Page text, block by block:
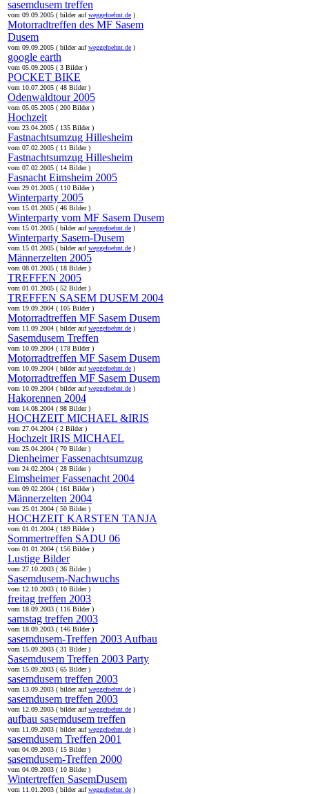
sasemdusem treffen
vom 09.09.2005 ( bilder aufweggefoehnt.de )
Motorradtreffen des MF Sasem
Dusem
vom 09.09.2005 ( bilder aufweggefoehnt.de )
google earth
vom 05.09.2005 ( 3 Bilder )
POCKET BIKE
vom 10.07.2005 ( 48 Bilder )
Odenwaldtour 2005
vom 05.05.2005 ( 200 Bilder )
Hochzeit
vom 23.04.2005 ( 135 Bilder )
Fastnachtsumzug Hillesheim
vom 07.02.2005 ( 11 Bilder )
Fastnachtsumzug Hillesheim
vom 07.02.2005 ( 14 Bilder )
Fasnacht Eimsheim 2005
vom 29.01.2005 ( 110 Bilder )
Winterparty 2005
vom 15.01.2005 ( 46 Bilder )
Winterparty vom MF Sasem Dusem
vom 15.01.2005 ( bilder aufweggefoehnt.de )
Winterparty Sasem-Dusem
vom 15.01.2005 ( bilder aufweggefoehnt.de )
Männerzelten 2005
vom 08.01.2005 ( 18 Bilder )
TREFFEN 2005
vom 01.01.2005 ( 52 Bilder )
TREFFEN SASEM DUSEM 2004
vom 19.09.2004 ( 105 Bilder )
Motorradtreffen MF Sasem Dusem
vom 11.09.2004 ( bilder aufweggefoehnt.de )
Sasemdusem Treffen
vom 10.09.2004 ( 178 Bilder )
Motorradtreffen MF Sasem Dusem
vom 10.09.2004 ( bilder aufweggefoehnt.de )
Motorradtreffen MF Sasem Dusem
vom 10.09.2004 ( bilder aufweggefoehnt.de )
Hakorennen 2004
vom 14.08.2004 ( 98 Bilder )
HOCHZEIT MICHAEL &IRIS
vom 27.04.2004 ( 2 Bilder )
Hochzeit IRIS MICHAEL
vom 25.04.2004 ( 70 Bilder )
Dienheimer Fassenachtsumzug
vom 24.02.2004 ( 28 Bilder )
Eimsheimer Fassenacht 2004
vom 09.02.2004 ( 161 Bilder )
Männerzelten 2004
vom 25.01.2004 ( 50 Bilder )
HOCHZEIT KARSTEN TANJA
vom 01.01.2004 ( 189 Bilder )
Sommertreffen SADU 06
vom 01.01.2004 ( 156 Bilder )
Lustige Bilder
vom 27.10.2003 ( 36 Bilder )
Sasemdusem-Nachwuchs
vom 12.10.2003 ( 10 Bilder )
freitag treffen 2003
vom 18.09.2003 ( 116 Bilder )
samstag treffen 2003
vom 18.09.2003 ( 146 Bilder )
sasemdusem-Treffen 2003 Aufbau
vom 15.09.2003 ( 31 Bilder )
Sasemdusem Treffen 2003 Party
vom 15.09.2003 ( 65 Bilder )
sasemdusem treffen 2003
vom 13.09.2003 ( bilder aufweggefoehnt.de )
sasemdusem treffen 2003
vom 12.09.2003 ( bilder aufweggefoehnt.de )
aufbau sasemdusem treffen
vom 11.09.2003 ( bilder aufweggefoehnt.de )
sasemdusem Treffen 2001
vom 04.09.2003 ( 15 Bilder )
sasemdusem-Treffen 2000
vom 04.09.2003 ( 10 Bilder )
Wintertreffen SasemDusem
vom 11.01.2003 ( bilder aufweggefoehnt.de )